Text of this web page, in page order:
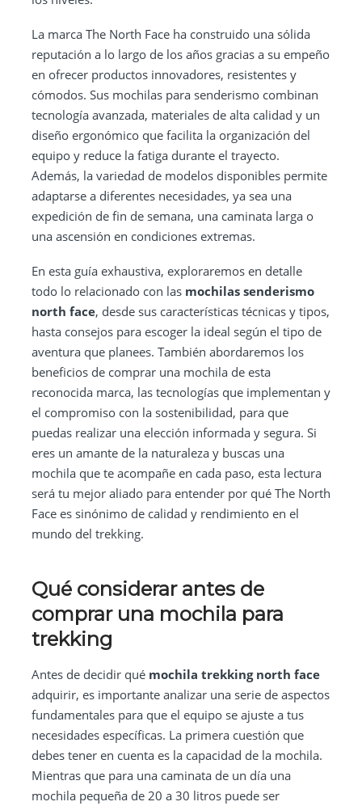
La marca The North Face ha construido una sólida
reputación a lo largo de los años gracias a su empeño
en ofrecer productos innovadores, resistentes y
cómodos. Sus mochilas para senderismo combinan
tecnología avanzada, materiales de alta calidad y un
diseño ergonómico que facilita la organización del
equipo y reduce la fatiga durante el trayecto.
Además, la variedad de modelos disponibles permite
adaptarse a diferentes necesidades, ya sea una
expedición de fin de semana, una caminata larga o
una ascensión en condiciones extremas.
En esta guía exhaustiva, exploraremos en detalle
todo lo relacionado con las mochilas senderismo
north face, desde sus características técnicas y tipos,
hasta consejos para escoger la ideal según el tipo de
aventura que planees. También abordaremos los
beneficios de comprar una mochila de esta
reconocida marca, las tecnologías que implementan y
el compromiso con la sostenibilidad, para que
puedas realizar una elección informada y segura. Si
eres un amante de la naturaleza y buscas una
mochila que te acompañe en cada paso, esta lectura
será tu mejor aliado para entender por qué The North
Face es sinónimo de calidad y rendimiento en el
mundo del trekking.
Qué considerar antes de
comprar una mochila para
trekking
Antes de decidir qué mochila trekking north face
adquirir, es importante analizar una serie de aspectos
fundamentales para que el equipo se ajuste a tus
necesidades específicas. La primera cuestión que
debes tener en cuenta es la capacidad de la mochila.
Mientras que para una caminata de un día una
mochila pequeña de 20 a 30 litros puede ser